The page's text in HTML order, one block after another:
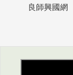
良師興國網